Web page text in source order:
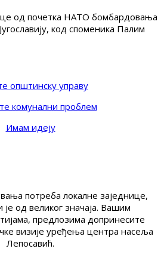
од почетка НАТО бомбардовања
код споменика Палим
општинску управу
комунални проблем
Имам идеју
потреба локалне заједнице,
је од великог значаја. Вашим
предлозима допринесите
визије уређења центра насеља
Лепосавић.